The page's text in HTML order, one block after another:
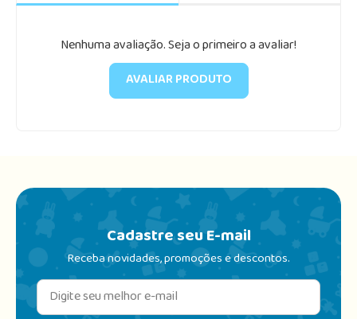
Nenhuma avaliação. Seja o primeiro a avaliar!
AVALIAR PRODUTO
Cadastre seu E-mail
Receba novidades, promoções e descontos.